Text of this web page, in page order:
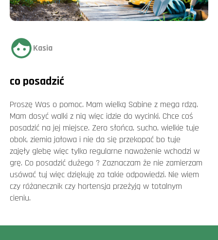
Kasia
co posadzić
Proszę Was o pomoc. Mam wielką Sabine z mega rdzą.
Mam dosyć walki z nią więc idzie do wycinki. Chce coś
posadzić na jej miejsce. Zero słońca, sucho, wielkie tuje
obok, ziemia jałowa i nie da się przekopać bo tuje
zajęły glebę więc tylko regularne nawożenie wchodzi w
grę. Co posadzić dużego ? Zaznaczam że nie zamierzam
usówać tuj więc dziękuję za takie odpowiedzi. Nie wiem
czy różanecznik czy hortensja przeżyją w totalnym
cieniu.